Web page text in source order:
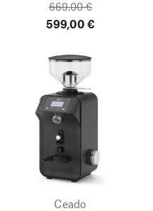
669,00 €
599,00 €
Ceado